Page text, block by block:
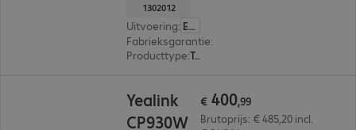
1302012
Uitvoering: Europa
Fabrieksgarantie:
Producttype: Telefoonsysteem
Yealink
CP930W
€ 400,99
Brutoprijs: € 485,20 incl.